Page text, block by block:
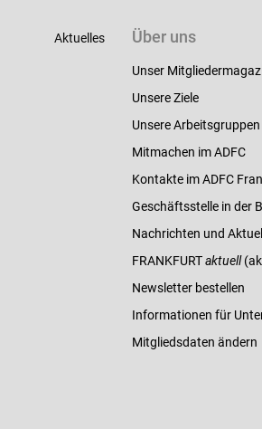
Aktuelles Über uns
Unser
Unsere Ziele
Unsere Arbeitsgruppen
Mitmachen im ADFC
Kontakte im ADFC
Geschäftsstelle in der
Nachrichten und
FRANKFURTaktuell
Newsletter bestellen
Informationen für
Mitgliedsdaten ändern